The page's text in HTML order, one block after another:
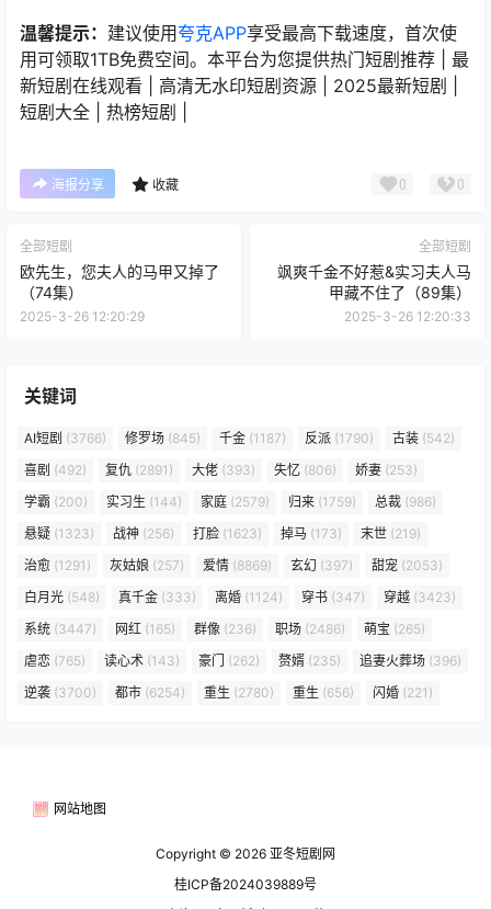
温馨提示： 建议使用夸克APP享受最高下载速度，首次使
用可领取1TB免费空间。本平台为您提供热门短剧推荐 | 最
新短剧在线观看 | 高清无水印短剧资源 | 2025最新短剧 |
短剧大全 | 热榜短剧 |
海报分享 收藏 0 0
全部短剧
欧先生，您夫人的马甲又掉了
（74集）
2025-3-26 12:20:29
全部短剧
飒爽千金不好惹&实习夫人马
甲藏不住了（89集）
2025-3-26 12:20:33
关键词
AI短剧 (3766) 修罗场 (845) 千金 (1187) 反派 (1790) 古装 (542)
喜剧 (492) 复仇 (2891) 大佬 (393) 失忆 (806) 娇妻 (253)
学霸 (200) 实习生 (144) 家庭 (2579) 归来 (1759) 总裁 (986)
悬疑 (1323) 战神 (256) 打脸 (1623) 掉马 (173) 末世 (219)
治愈 (1291) 灰姑娘 (257) 爱情 (8869) 玄幻 (397) 甜宠 (2053)
白月光 (548) 真千金 (333) 离婚 (1124) 穿书 (347) 穿越 (3423)
系统 (3447) 网红 (165) 群像 (236) 职场 (2486) 萌宝 (265)
虐恋 (765) 读心术 (143) 豪门 (262) 赘婿 (235) 追妻火葬场 (396)
逆袭 (3700) 都市 (6254) 重生 (2780) 重生 (656) 闪婚 (221)
网站地图
Copyright © 2026 亚冬短剧网
桂ICP备2024039889号